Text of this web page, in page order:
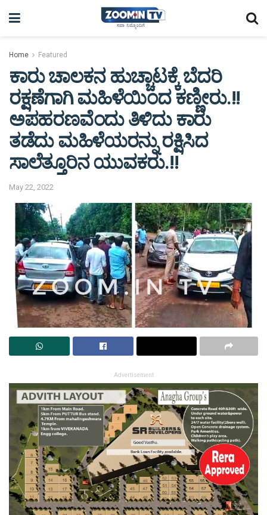
Home Featured
ಕಾರು ಚಾಲಕನ ಹುಚ್ಚಾಟಕ್ಕೆ ಬೆದರಿ
ರಕ್ಷಣೆಗಾಗಿ ಮಹಿಳೆಯಿಂದ ಕಣ್ಣೀರು.!!
ಅಪಹರಣವೆಂದು ತಿಳಿದು ಕಾರು
ತಡೆದು ಮಹಿಳೆಯರನ್ನು ರಕ್ಷಿಸಿದ
ಸಾಲೆತ್ತೂರಿನ ಯುವಕರು.!!
May 22, 2022
Advertisement